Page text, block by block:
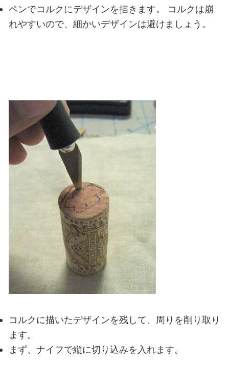
ペンでコルクにデザインを描きます。
コルクは崩
れやすいので、細かいデザインは避けましょう。
コルクに描いたデザインを残して、周りを削り取り
ます。
まず、ナイフで縦に切り込みを入れます。